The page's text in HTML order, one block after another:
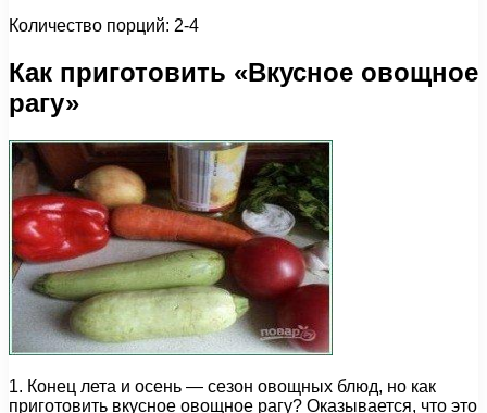
Количество порций: 2-4
Как приготовить «Вкусное овощное
рагу»
1. Конец лета и осень — сезон овощных блюд, но как
приготовить вкусное овощное рагу? Оказывается, что это